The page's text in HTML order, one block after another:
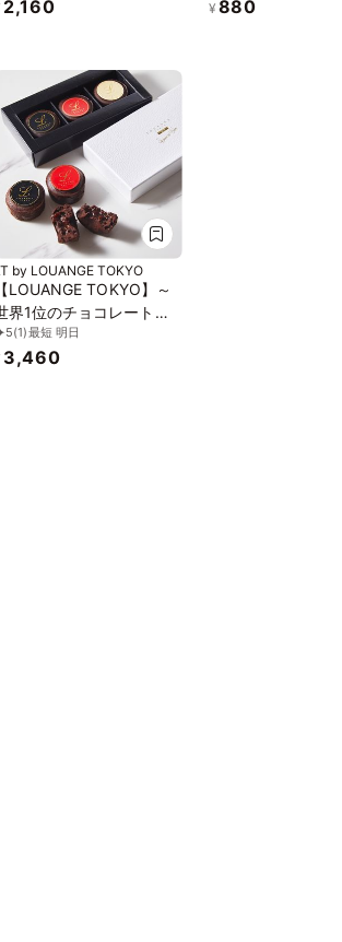
2,160 ¥ 880
by LOUANGE TOKYO
【LOUANGE TOKYO】～
界1位のチョコレートと
のフレーバーのマリア
ジュを味わう～ パレッ
5(1)最短 明日
3,460